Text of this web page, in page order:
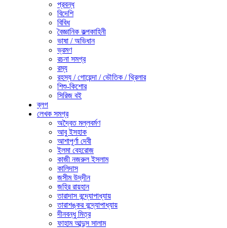
প্রবন্ধ
বিদেশি
বিবিধ
বৈজ্ঞানিক কল্পকাহিনী
ভাষা / অভিধান
ভ্রমণ
রচনা সমগ্র
রম্য
রহস্য / গোয়েন্দা / ভৌতিক / থ্রিলার
শিশু-কিশোর
সিরিজ বই
ব্লগ
লেখক সমগ্র
অদ্বৈত মল্লবর্মণ
আবু ইসহাক
আশাপূর্ণা দেবী
ইলমা বেহরোজ
কাজী নজরুল ইসলাম
কালিদাস
জসীম উদ্‌দীন
জহির রায়হান
তারাদাস বন্দ্যোপাধ্যায়
তারাশঙ্কর বন্দ্যোপাধ্যায়
দীনবন্ধু মিত্র
ফাহাম আব্দুস সালাম